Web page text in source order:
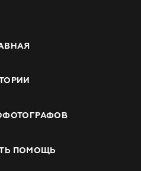
ПОМОЩЬ